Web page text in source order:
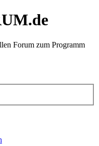
Forum zum Programm